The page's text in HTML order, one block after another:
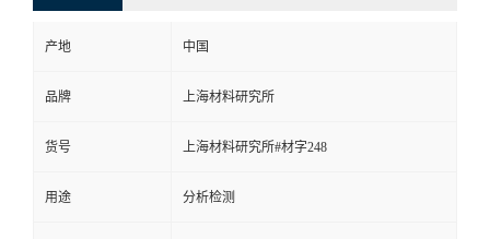
产地 中国
品牌 上海材料研究所
货号 上海材料研究所#材字248
用途 分析检测